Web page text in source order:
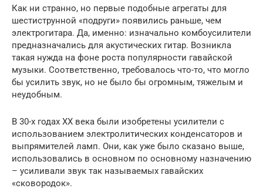
Как ни странно, но первые подобные агрегаты для
шестиструнной «подруги» появились раньше, чем
электрогитара. Да, именно: изначально комбоусилители
предназначались для акустических гитар. Возникла
такая нужда на фоне роста популярности гавайской
музыки. Соответственно, требовалось что-то, что могло
бы усилить звук, но не было бы огромным, тяжелым и
неудобным.
В 30-х годах ХХ века были изобретены усилители с
использованием электролитических конденсаторов и
выпрямителей ламп. Они, как уже было сказано выше,
использовались в основном по основному назначению
– усиливали звук так называемых гавайских
«сковородок».